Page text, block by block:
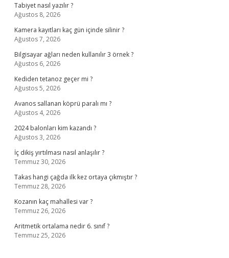
Tabiyet nasıl yazılır ?
Ağustos 8, 2026
Kamera kayıtları kaç gün içinde silinir ?
Ağustos 7, 2026
Bilgisayar ağları neden kullanılır 3 örnek ?
Ağustos 6, 2026
Kediden tetanoz geçer mi ?
Ağustos 5, 2026
Avanos sallanan köprü paralı mı ?
Ağustos 4, 2026
2024 balonları kim kazandı ?
Ağustos 3, 2026
İç dikiş yırtılması nasıl anlaşılır ?
Temmuz 30, 2026
Takas hangi çağda ilk kez ortaya çıkmıştır ?
Temmuz 28, 2026
Kozanın kaç mahallesi var ?
Temmuz 26, 2026
Aritmetik ortalama nedir 6. sınıf ?
Temmuz 25, 2026